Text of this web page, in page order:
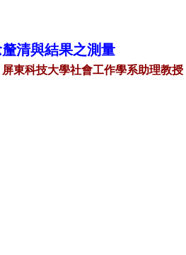
清與結果之測量
東科技大學社會工作學系助理教授